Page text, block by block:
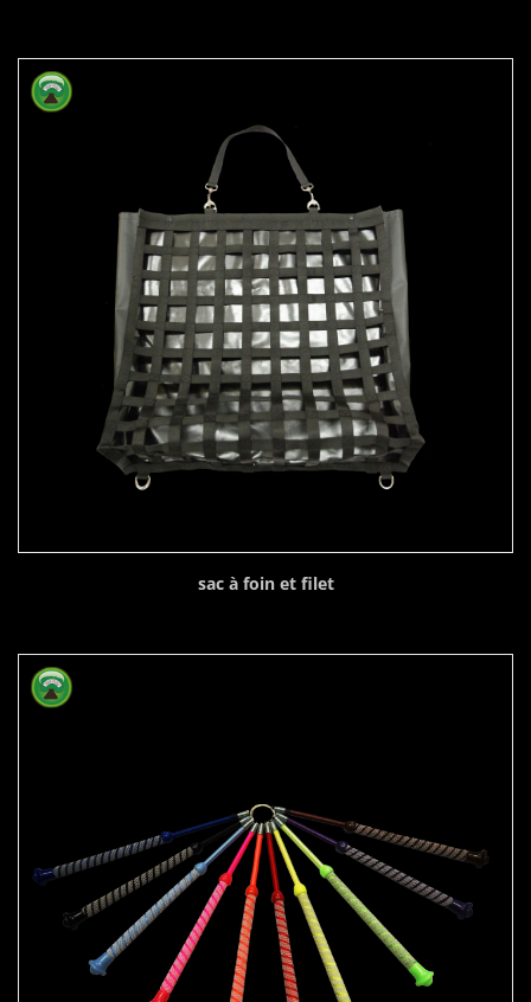
sac à foin et filet